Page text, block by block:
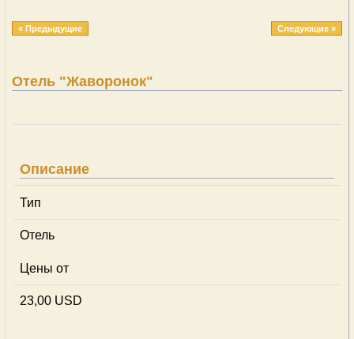
« Предыдущие Следующие »
Отель "Жаворонок"
Описание
Тип
Отель
Цены от
23,00 USD